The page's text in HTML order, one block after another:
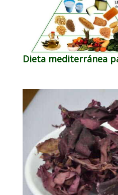
Dieta mediterránea